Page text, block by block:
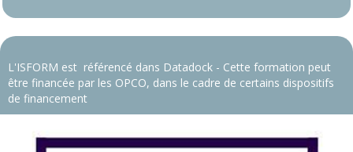
L'ISFORM est référencé dans Datadock - Cette formation peut
être financée par les OPCO, dans le cadre de certains dispositifs
de financement